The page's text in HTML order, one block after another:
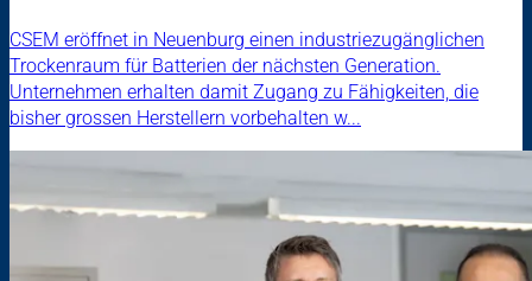
CSEM eröffnet in Neuenburg einen industriezugänglichen
Trockenraum für Batterien der nächsten Generation.
Unternehmen erhalten damit Zugang zu Fähigkeiten, die
bisher grossen Herstellern vorbehalten w...